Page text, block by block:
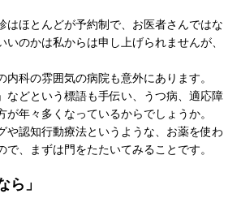
はほとんどが予約制で、お医者さんではな
いのかは私からは申し上げられませんが、
内科の雰囲気の病院も意外にあります。
などという標語も手伝い、うつ病、適応障
が年々多くなっているからでしょうか。
や認知行動療法というような、お薬を使わ
で、まずは門をたたいてみることです。
ら」